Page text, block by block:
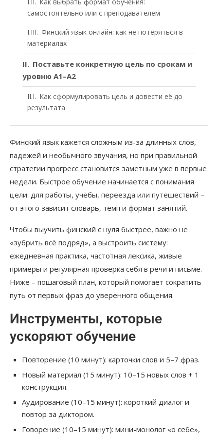
Как выбрать формат обучения:
самостоятельно или с преподавателем
Финский язык онлайн: как не потеряться в
материалах
Поставьте конкретную цель по срокам и
уровню A1–A2
Как сформулировать цель и довести её до
результата
Финский язык кажется сложным из-за длинных слов,
падежей и необычного звучания, но при правильной
стратегии прогресс становится заметным уже в первые
недели. Быстрое обучение начинается с понимания
цели: для работы, учёбы, переезда или путешествий –
от этого зависит словарь, темп и формат занятий.
Чтобы выучить финский с нуля быстрее, важно не
«зубрить всё подряд», а выстроить систему:
ежедневная практика, частотная лексика, живые
примеры и регулярная проверка себя в речи и письме.
Ниже – пошаговый план, который помогает сократить
путь от первых фраз до уверенного общения.
Инструменты, которые
ускоряют обучение
Повторение (10 минут): карточки слов и 5–7 фраз.
Новый материал (15 минут): 10–15 новых слов + 1
конструкция.
Аудирование (10–15 минут): короткий диалог и
повтор за диктором.
Говорение (10–15 минут): мини-монолог «о себе»,